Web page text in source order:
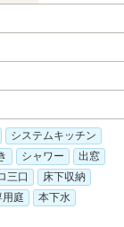
システムキッチン
シャワー
出窓
三口
床下収納
用庭
本下水